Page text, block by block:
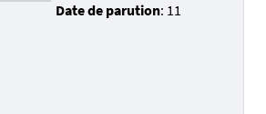
Date de parution: 11